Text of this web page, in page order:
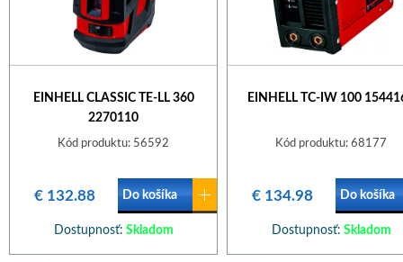
EINHELL CLASSIC TE-LL 360
2270110
Kód produktu: 56592
€ 132.88 Do košíka
Dostupnosť: Skladom
EINHELL TC-IW 100
Kód produktu: 68177
€ 134.98 Do košíka
Dostupnosť: Skladom